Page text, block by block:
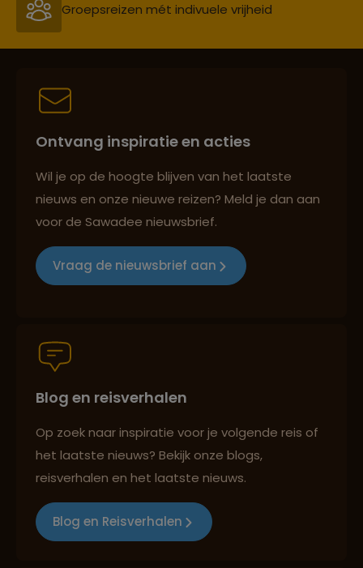
Groepsreizen mét indivuele vrijheid
Persoonlijk en deskundig reisadvies
Reizen met oog voor mens, cultuur en milieu
Persoonlijk en deskundig reisadvies
Best beoordeelde reisroutes
Ontvang inspiratie en acties
Wil je op de hoogte blijven van het laatste
nieuws en onze nieuwe reizen? Meld je dan aan
voor de Sawadee nieuwsbrief.
Vraag de nieuwsbrief aan
Blog en reisverhalen
Op zoek naar inspiratie voor je volgende reis of
het laatste nieuws? Bekijk onze blogs,
reisverhalen en het laatste nieuws.
Blog en Reisverhalen